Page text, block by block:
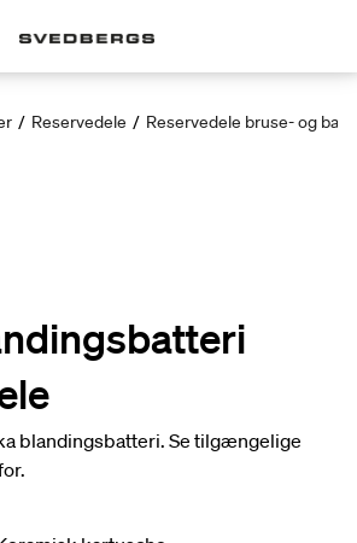
/ Reservedele / Reservedele bruse- og
blandingsbatteri. Se tilgængelige